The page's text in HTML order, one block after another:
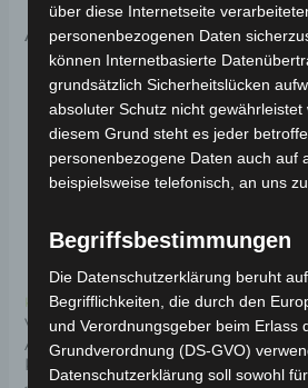
Ähnliche Produkte
Kostenloser Versand
VM4 VORDERES
ARMATURENBRETT
KUNSTSTOFF
VM4
über diese Internetseite
personenbezogenen Daten
können Internetbasierte
grundsätzlich Sicherheitslücken
absoluter Schutz nicht gewährleistet
diesem Grund steht es jeder
personenbezogene Daten auch auf
beispielsweise telefonisch, an uns
Begriffsbestimmungen
Die Datenschutzerklärung beruht
Begrifflichkeiten, die durch den
und Verordnungsgeber beim Erlass
Grundverordnung (DS-GVO)
Datenschutzerklärung soll sowohl